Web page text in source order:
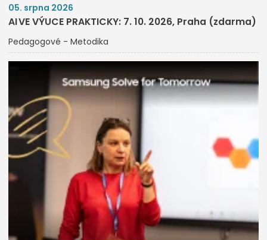
05. srpna 2026
AI VE VÝUCE PRAKTICKY: 7. 10. 2026, Praha (zdarma)
Pedagogové - Metodika